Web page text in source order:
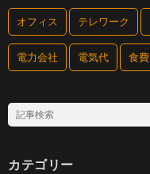
オフィス テレワーク
電力会社 電気代 食費
カテゴリー